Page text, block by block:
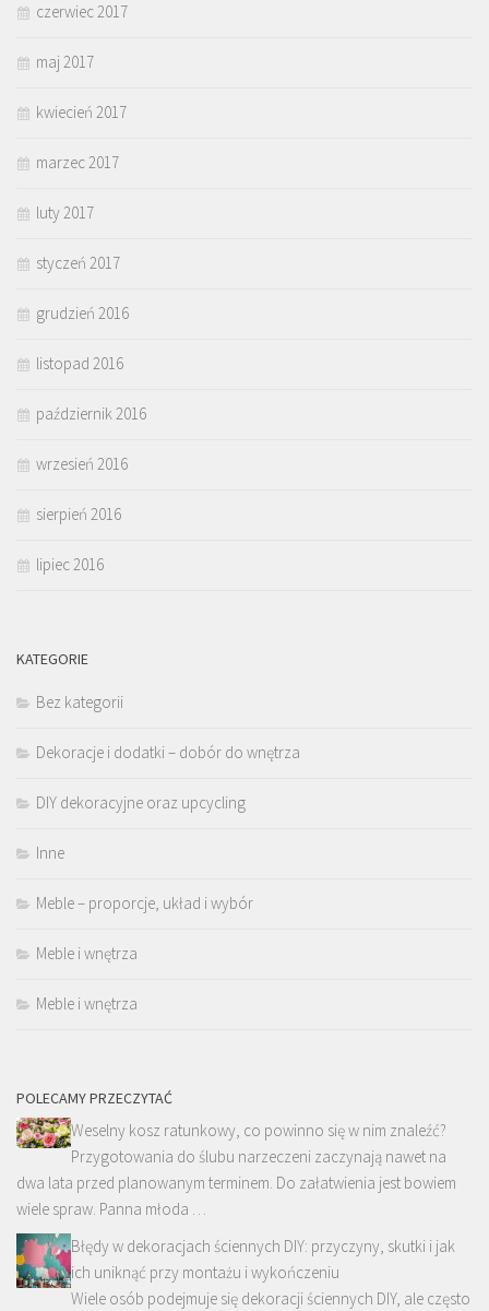
czerwiec 2017
maj 2017
kwiecień 2017
marzec 2017
luty 2017
styczeń 2017
grudzień 2016
listopad 2016
październik 2016
wrzesień 2016
sierpień 2016
lipiec 2016
KATEGORIE
Bez kategorii
Dekoracje i dodatki – dobór do wnętrza
DIY dekoracyjne oraz upcycling
Inne
Meble – proporcje, układ i wybór
Meble i wnętrza
Meble i wnętrza
POLECAMY PRZECZYTAĆ
Weselny kosz ratunkowy, co powinno się w nim znaleźć?
Przygotowania do ślubu narzeczeni zaczynają nawet na
dwa lata przed planowanym terminem. Do załatwienia jest bowiem
wiele spraw. Panna młoda …
Błędy w dekoracjach ściennych DIY: przyczyny, skutki i jak
ich uniknąć przy montażu i wykończeniu
Wiele osób podejmuje się dekoracji ściennych DIY, ale często